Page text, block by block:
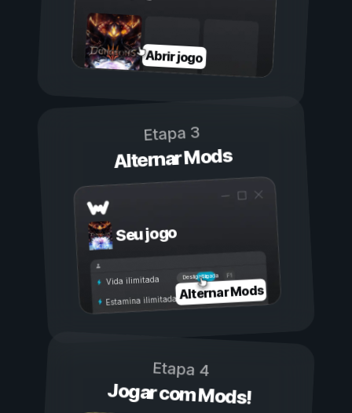
Abrir jogo
Etapa 3
Alternar Mods
Seu jogo
Ligada
Desligada
Vida ilimitada
Estamina ilimitadaAlternar Mods
Etapa 4
Jogar com Mods!